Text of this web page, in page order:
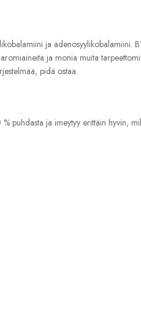
ja adenosyylikobalamiini.
ja monia muita
pidä ostaa.
puhdasta ja imeytyy erittäin hyvin,